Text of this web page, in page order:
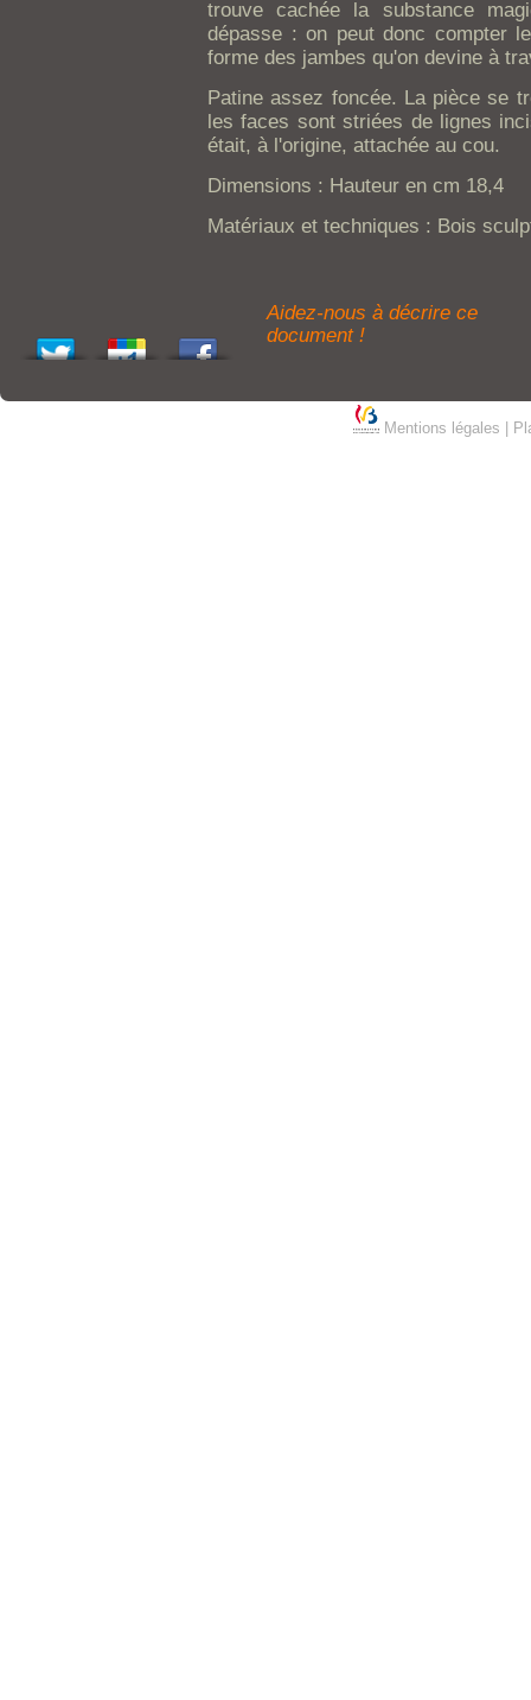
trouve cachée la substance
dépasse : on peut donc compter
forme des jambes qu'on devine à
Patine assez foncée. La pièce se
les faces sont striées de lignes
était, à l'origine, attachée au cou.
Dimensions : Hauteur en cm 18,4
Matériaux et techniques : Bois
Aidez-nous à décrire ce
document !
Mentions légales